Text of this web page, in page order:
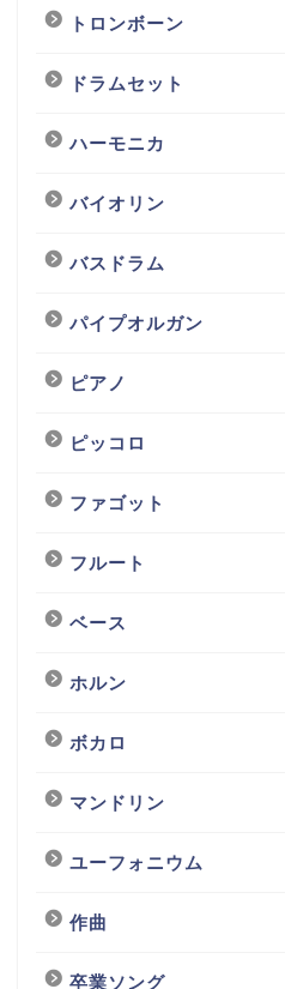
トロンボーン
ドラムセット
ハーモニカ
バイオリン
バスドラム
パイプオルガン
ピアノ
ピッコロ
ファゴット
フルート
ベース
ホルン
ボカロ
マンドリン
ユーフォニウム
作曲
卒業ソング